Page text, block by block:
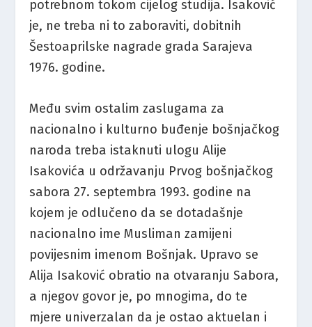
potrebnom tokom cijelog studija. Isaković
je, ne treba ni to zaboraviti, dobitnih
Šestoaprilske nagrade grada Sarajeva
1976. godine.
Među svim ostalim zaslugama za
nacionalno i kulturno buđenje bošnjačkog
naroda treba istaknuti ulogu Alije
Isakovića u održavanju Prvog bošnjačkog
sabora 27. septembra 1993. godine na
kojem je odlučeno da se dotadašnje
nacionalno ime Musliman zamijeni
povijesnim imenom Bošnjak. Upravo se
Alija Isaković obratio na otvaranju Sabora,
a njegov govor je, po mnogima, do te
mjere univerzalan da je ostao aktuelan i